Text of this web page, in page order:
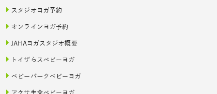
スタジオヨガ予約
オンラインヨガ予約
JAHAヨガスタジオ概要
トイザらスベビーヨガ
ベビーパークベビーヨガ